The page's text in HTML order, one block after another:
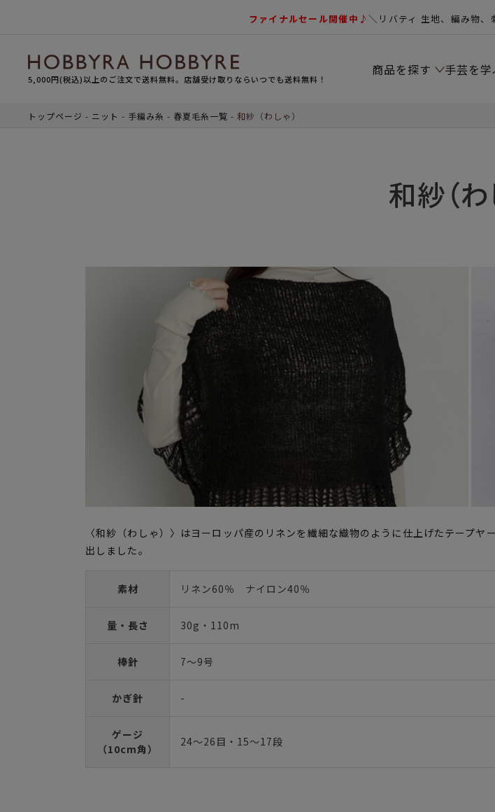
ファイナルセール開催中♪＼リバティ 生地、編み物、
5,000円(税込)以上のご注文で送料無料。店舗受け取りならいつでも送料無料！
商品を探す 手芸を学
トップページ ニット 手編み糸 春夏毛糸一覧 和紗（わしゃ）
和紗（わ
〈和紗（わしゃ）〉はヨーロッパ産のリネンを繊細な織物のように仕上げたテープ
出しました。
素材 リネン60％ ナイロン40％
量・長さ 30g・110m
棒針 7～9号
かぎ針 -
ゲージ
（10cm角）
24～26目・15～17段